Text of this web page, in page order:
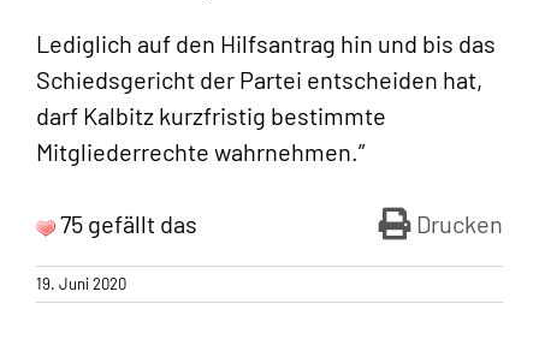
Lediglich auf den Hilfsantrag hin und bis das
Schiedsgericht der Partei entscheiden hat,
darf Kalbitz kurzfristig bestimmte
Mitgliederrechte wahrnehmen.”
Drucken
75 gefällt das
19. Juni 2020